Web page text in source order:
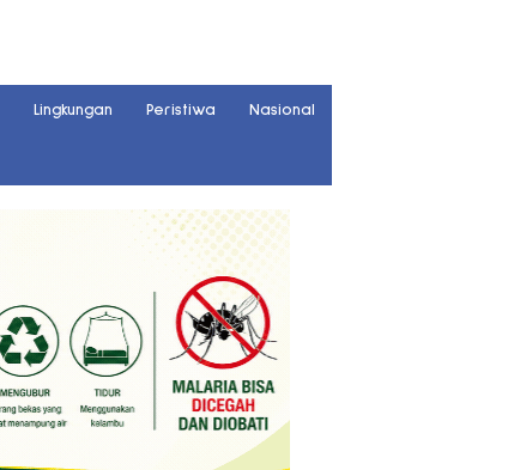
Lingkungan Peristiwa Nasional